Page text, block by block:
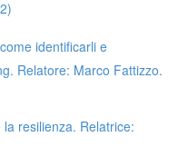
identificarli e
Relatore: Marco Fattizzo.
resilienza. Relatrice: